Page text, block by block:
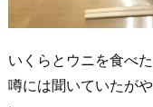
いくらとウニを食べた
噂には聞いていたが